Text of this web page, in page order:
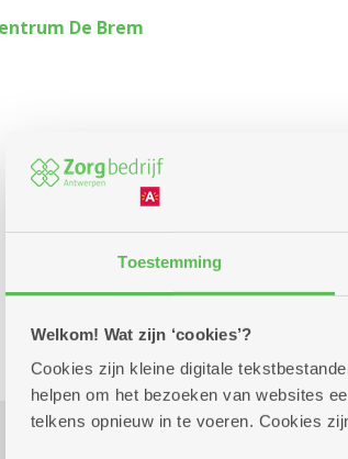
Toestemming
Welkom! Wat zijn ‘cookies’?
Cookies zijn kleine digitale
helpen om het bezoeken van websites
telkens opnieuw in te voeren. Cookies
De Brem